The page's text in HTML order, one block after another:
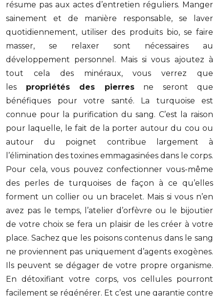
résume pas aux actes d’entretien réguliers. Manger
sainement et de manière responsable, se laver
quotidiennement, utiliser des produits bio, se faire
masser, se relaxer sont nécessaires au
développement personnel. Mais si vous ajoutez à
tout cela des minéraux, vous verrez que
les propriétés des pierresne seront que
bénéfiques pour votre santé. La turquoise est
connue pour la purification du sang. C’est la raison
pour laquelle, le fait de la porter autour du cou ou
autour du poignet contribue largement à
l’élimination des toxines emmagasinées dans le corps.
Pour cela, vous pouvez confectionner vous-même
des perles de turquoises de façon à ce qu’elles
forment un collier ou un bracelet. Mais si vous n’en
avez pas le temps, l’atelier d’orfèvre ou le bijoutier
de votre choix se fera un plaisir de les créer à votre
place. Sachez que les poisons contenus dans le sang
ne proviennent pas uniquement d’agents exogènes.
Ils peuvent se dégager de votre propre organisme.
En détoxifiant votre corps, vos cellules pourront
facilement se régénérer. Et c’est une garantie contre